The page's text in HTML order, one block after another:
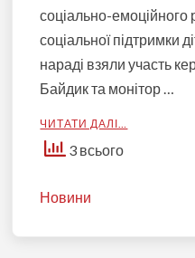
соціально-емоційного
соціальної підтримки
нараді взяли участь
Байдик та монітор …
ЧИТАТИ ДАЛІ…
3 всього
Новини